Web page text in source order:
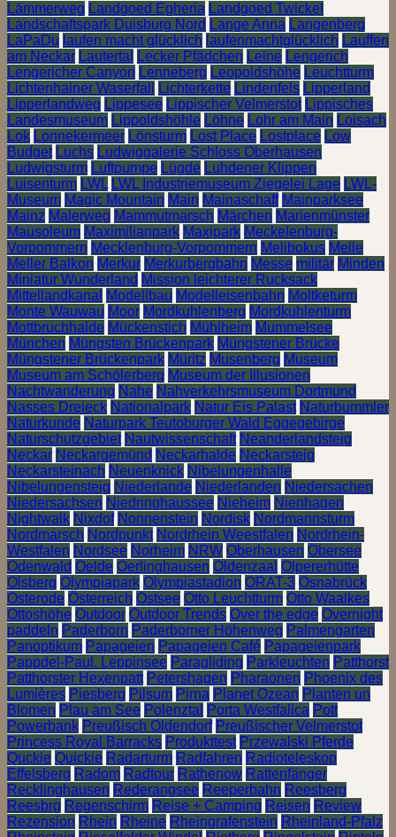
Lämmerweg Landgoed Egheria Landgoed Twickel
Landschaftspark Duisburg Nord Lange Anna Langenberg
LaPaDu laufen macht glücklich laufenmachtglücklich Lauffen
am Neckar Lautertal Lecker Pfädchen Leine Lengerich
Lengericher Canyon Lenneberg Leopoldshöhe Leuchtturm
Lichtenhainer Waserfall
Lichterkette Lindenfels Lipperland
Lipperlandweg Lippesee Lippischer Velmerstot Lippisches
Landesmuseum Lippoldshöhle Löhne Lohr am Main Loisach
Lok Lonnekermeer Lönsturm Lost Place Lostplace Low
Budget Luchs Ludwiggalerie Schloss Oberhausen
Ludwigsturm Luftpumpe Lügde Luhdener Klippen
Luisenturm LWL LWL Industriemuseum Ziegelei Lage LWL-
Museum Magic Mountain Main Mainaschaff Mainparksee
Mainz Malerweg Mammutmarsch Märchen Marienmünster
Mausoleum Maximilianpark Maxipark Meckelenburg-
Vorpommern Mecklenburg-Vorpommern Melibokus Melle
Meller Balkon Merkur Merkurbergbahn Messe militär Minden
Miniatur Wunderland Mission leichterer Rucksack
Mittellandkanal
Modellbau Modelleisenbahn Moltketurm
Monte Wauwau Moor Mordkuhlenberg Mordkuhlenturm
Mottbruchhalde Mückenstich Mühlheim Mummelsee
München Müngsten Brückenpark Müngstener Brücke
Müngstener Brückenpark Müritz Musenberg Museum
Museum am Schölerberg Museum der Illusionen
Nachtwanderung Nahe Nahverkehrsmuseum Dortmund
Nasses Dreieck Nationalpark Natur Eis Palast Naturbummler
Naturkunde Naturpark Teutoburger Wald Eggegebirge
Naturschutzgebiet Nautwissenschaft Neanderlandsteig
Neckar Neckargemünd Neckarhalde Neckarsteig
Neckarsteinach Neuenknick Nibelungenhalle
Nibelungensteig Niederlande Niederlanden Niedersachen
Niedersachsen Niedringhaussee Nieheim Nienhagen
Nightwalk Nixdof Nonnenstein Nordisk Nordmannsturm
Nordmarsch Nordpunkt Nordrhein Weestfalen Nordrhein-
Westfalen Nordsee Norheim NRW Oberhausen Obersee
Odenwald Oelde Oerlinghausen Oldenzaal Olpererhütte
Olsberg Olympiapark Olympiastadion ORAT-3 Osnabrück
Osterode Österreich Ostsee Otto Leuchtturm Otto Waalkes
Ottoshöhe Outdoor Outdoor Trends Over the edge Overnight
paddeln Paderborn Paderborner Höhenweg Palmengarten
Panoptikum Papageien Papageien Café Papageienpark
Pappdel-Paul. Leppinsee Paragliding Parkleuchten Patthorst
Patthorster Hexenpatt Petershagen Pharaonen Phoenix des
Lumières Piesberg Pilsum Pirna Planet Ozean Planten un
Blomen Plau am See Polenztal Porta Westfalica Pott
Powerbank Preußisch Oldendorf Preußischer Velmerstot
Princess Royal Barracks Produkttest Przewalski Pferde
Quckie Quickie Radarturm Radfahren Radioteleskop
Effelsberg Radom Radtour Rathenow Rattenfänger
Recklinghausen Rederangsee Reeperbahn Reesberg
Reesbrg Regenschirm Reise + Camping Reisen Review
Rezension Rhein Rheine Rheingrafenstein Rheinland-Pfalz